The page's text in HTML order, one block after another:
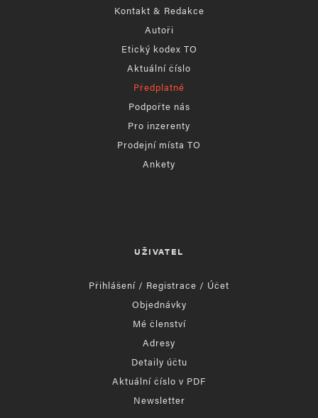
Kontakt & Redakce
Autoři
Etický kodex TO
Aktuální číslo
Předplatné
Podpořte nás
Pro inzerenty
Prodejní místa TO
Ankety
UŽIVATEL
Přihlášení / Registrace / Účet
Objednávky
Mé členství
Adresy
Detaily účtu
Aktuální číslo v PDF
Newsletter